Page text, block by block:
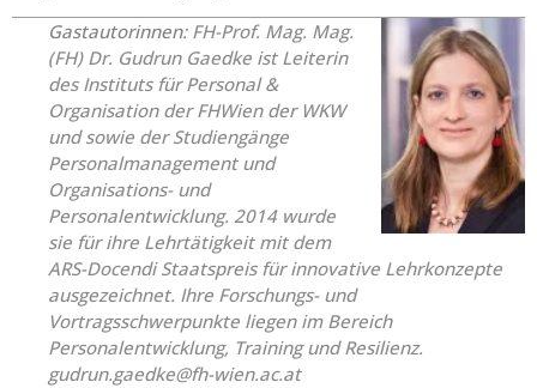
Gastautorinnen: FH-Prof. Mag. Mag.
(FH) Dr. Gudrun Gaedke ist Leiterin
des Instituts für Personal &
Organisation der FHWien der WKW
und sowie der Studiengänge
Personalmanagement und
Organisations- und
Personalentwicklung. 2014 wurde
sie für ihre Lehrtätigkeit mit dem
ARS-Docendi Staatspreis für innovative Lehrkonzepte
ausgezeichnet. Ihre Forschungs- und
Vortragsschwerpunkte liegen im Bereich
Personalentwicklung, Training und Resilienz.
gudrun.gaedke@fh-wien.ac.at